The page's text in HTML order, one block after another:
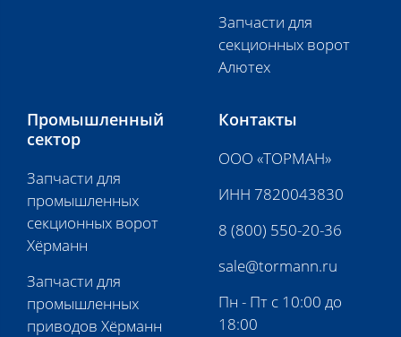
Запчасти для
секционных ворот
Алютех
Промышленный
сектор
Запчасти для
промышленных
секционных ворот
Хёрманн
Запчасти для
промышленных
приводов Хёрманн
Контакты
ООО «ТОРМАН»
ИНН 7820043830
8 (800) 550-20-36
sale@tormann.ru
Пн - Пт с 10:00 до
18:00